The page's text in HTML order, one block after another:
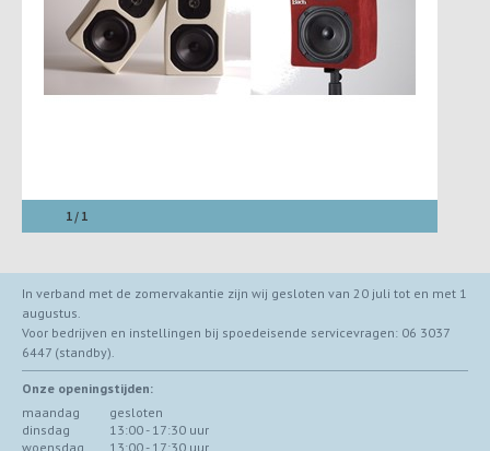
1 / 1
In verband met de zomervakantie zijn wij gesloten van 20 juli tot en met 1
augustus.
Voor bedrijven en instellingen bij spoedeisende servicevragen: 06 3037
6447 (standby).
Onze openingstijden:
maandag
gesloten
dinsdag
13:00 - 17:30 uur
woensdag
13:00 - 17:30 uur